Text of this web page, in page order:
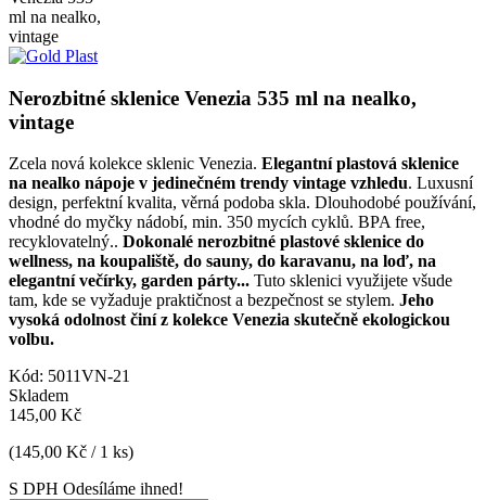
Nerozbitné sklenice Venezia 535 ml na nealko,
vintage
Zcela nová kolekce sklenic Venezia. Elegantní plastová sklenice
na nealko nápoje v jedinečném trendy vintage vzhledu. Luxusní
design, perfektní kvalita, věrná podoba skla. Dlouhodobé používání,
vhodné do myčky nádobí, min. 350 mycích cyklů. BPA free,
recyklovatelný.. Dokonalé nerozbitné plastové sklenice do
wellness, na koupaliště, do sauny, do karavanu, na loď, na
elegantní večírky, garden párty... Tuto sklenici využijete všude
tam, kde se vyžaduje praktičnost a bezpečnost se stylem. Jeho
vysoká odolnost činí z kolekce Venezia skutečně ekologickou
volbu.
Kód: 5011VN-21
Skladem
145,00 Kč
(145,00 Kč / 1 ks)
S DPH Odesíláme ihned!